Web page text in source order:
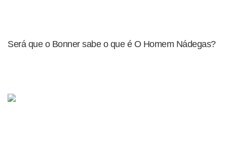
Será que o Bonner sabe o que é O Homem Nádegas?